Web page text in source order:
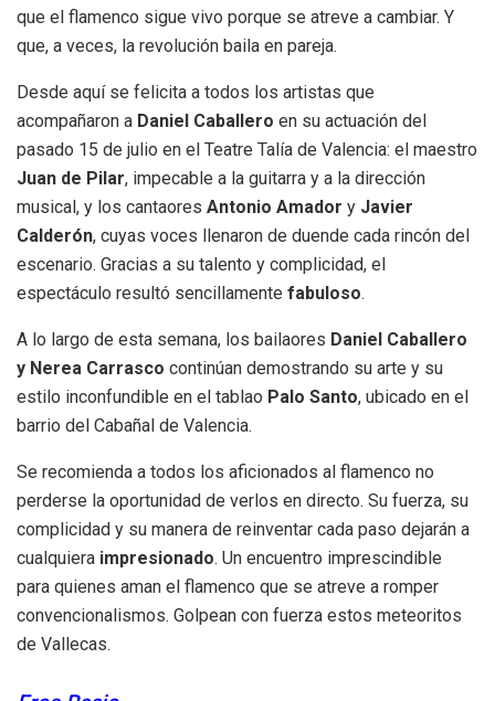
que el flamenco sigue vivo porque se atreve a cambiar. Y
que, a veces, la revolución baila en pareja.
Desde aquí se felicita a todos los artistas que
acompañaron a Daniel Caballero en su actuación del
pasado 15 de julio en el Teatre Talía de Valencia: el maestro
Juan de Pilar, impecable a la guitarra y a la dirección
musical, y los cantaores Antonio Amador y Javier
Calderón, cuyas voces llenaron de duende cada rincón del
escenario. Gracias a su talento y complicidad, el
espectáculo resultó sencillamente fabuloso.
A lo largo de esta semana, los bailaores Daniel Caballero
y Nerea Carrasco continúan demostrando su arte y su
estilo inconfundible en el tablao Palo Santo, ubicado en el
barrio del Cabañal de Valencia.
Se recomienda a todos los aficionados al flamenco no
perderse la oportunidad de verlos en directo. Su fuerza, su
complicidad y su manera de reinventar cada paso dejarán a
cualquiera impresionado. Un encuentro imprescindible
para quienes aman el flamenco que se atreve a romper
convencionalismos. Golpean con fuerza estos meteoritos
de Vallecas.